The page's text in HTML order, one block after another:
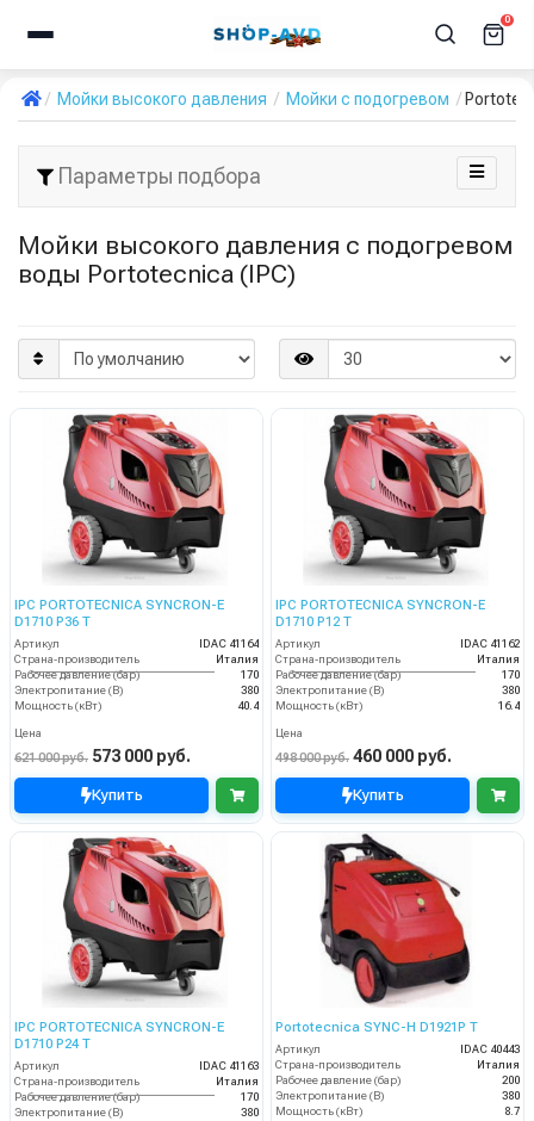
0
Мойки высокого давления Мойки с подогревом
Параметры подбора
Мойки высокого давления с подогревом
воды Portotecnica (IPC)
IPC PORTOTECNICA SYNCRON-E
D1710 P36 T
Артикул
IDAC 41164
Страна-производитель
Италия
Рабочее давление (бар)
170
Электропитание (В)
380
Мощность (кВт)
40.4
Цена
621 000 руб. 573 000 руб.
Купить
IPC PORTOTECNICA SYNCRON-E
D1710 P12 T
Артикул
IDAC 41162
Страна-производитель
Италия
Рабочее давление (бар)
170
Электропитание (В)
380
Мощность (кВт)
16.4
Цена
498 000 руб. 460 000 руб.
Купить
IPC PORTOTECNICA SYNCRON-E
D1710 P24 T
Артикул
IDAC 41163
Страна-производитель
Италия
Рабочее давление (бар)
170
Электропитание (В)
380
Portotecnica SYNC-H D1921P T
Артикул
IDAC 40443
Страна-производитель
Италия
Рабочее давление (бар)
200
Электропитание (В)
380
Мощность (кВт)
8.7